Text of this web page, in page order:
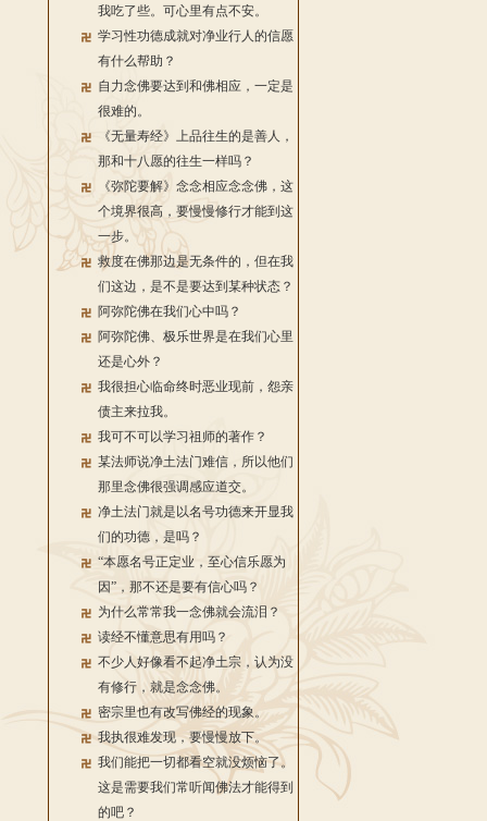
我吃了些。可心里有点不安。
学习性功德成就对净业行人的信愿
有什么帮助？
自力念佛要达到和佛相应，一定是
很难的。
《无量寿经》上品往生的是善人，
那和十八愿的往生一样吗？
《弥陀要解》念念相应念念佛，这
个境界很高，要慢慢修行才能到这
一步。
救度在佛那边是无条件的，但在我
们这边，是不是要达到某种状态？
阿弥陀佛在我们心中吗？
阿弥陀佛、极乐世界是在我们心里
还是心外？
我很担心临命终时恶业现前，怨亲
债主来拉我。
我可不可以学习祖师的著作？
某法师说净土法门难信，所以他们
那里念佛很强调感应道交。
净土法门就是以名号功德来开显我
们的功德，是吗？
“本愿名号正定业，至心信乐愿为
因”，那不还是要有信心吗？
为什么常常我一念佛就会流泪？
读经不懂意思有用吗？
不少人好像看不起净土宗，认为没
有修行，就是念念佛。
密宗里也有改写佛经的现象。
我执很难发现，要慢慢放下。
我们能把一切都看空就没烦恼了。
这是需要我们常听闻佛法才能得到
的吧？